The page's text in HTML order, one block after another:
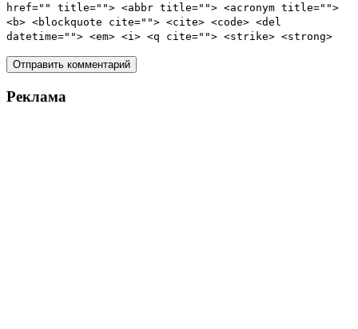
href="" title=""> <abbr title=""> <acronym title="">
<b> <blockquote cite=""> <cite> <code> <del
datetime=""> <em> <i> <q cite=""> <strike> <strong>
Реклама